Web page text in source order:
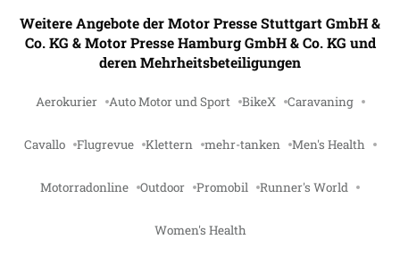
Weitere Angebote der Motor Presse Stuttgart GmbH &
Co. KG & Motor Presse Hamburg GmbH & Co. KG und
deren Mehrheitsbeteiligungen
Aerokurier Auto Motor und Sport BikeX Caravaning
Cavallo Flugrevue Klettern mehr-tanken Men's Health
Motorradonline Outdoor Promobil Runner's World
Women's Health